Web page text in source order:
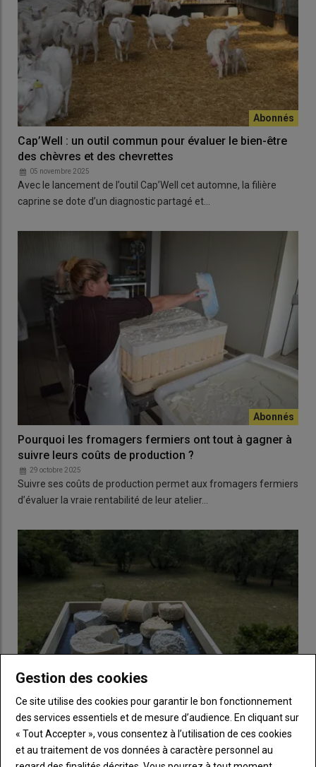
Cap’Well : un outil commun pour évaluer le bien-être
des chèvres et des chevrettes
05 novembre 2025
Avec le lancement de l’outil Cap’Well cet automne, la filière
caprine se dote d’un diagnostic partagé et…
Pourquoi les fromagers fermiers ont tout à gagner à
suivre leurs coûts de production ?
29 octobre 2025
Suivre ses coûts de production permet aux fromagers fermiers
d’évaluer la vraie rentabilité de leur atelier…
Fromages au lait cru : Le Cnaol, la Fnec et la FNPL
appellent à un plan de sauvegarde national
Gestion des cookies
Ce site utilise des cookies pour garantir le bon fonctionnement
des services essentiels et de mesure d’audience. En cliquant sur
« Tout Accepter », vous consentez à l’utilisation de ces cookies
et au traitement de vos données à caractère personnel au